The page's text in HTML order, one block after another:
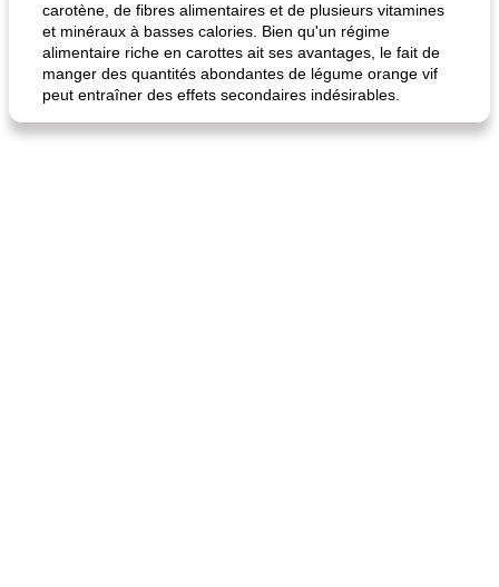
carotène, de fibres alimentaires et de plusieurs vitamines
et minéraux à basses calories. Bien qu'un régime
alimentaire riche en carottes ait ses avantages, le fait de
manger des quantités abondantes de légume orange vif
peut entraîner des effets secondaires indésirables.